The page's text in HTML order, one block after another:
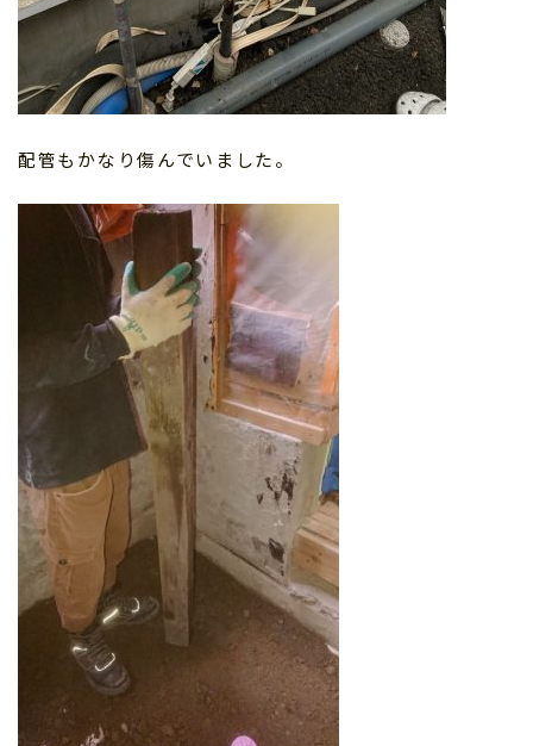
配管もかなり傷んでいました。